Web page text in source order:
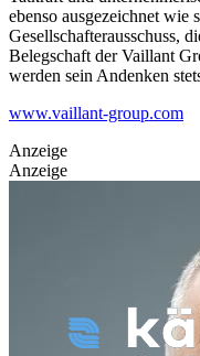
ebenso ausgezeichnet wie
Gesellschafterausschuss,
Belegschaft der Vaillant
werden sein Andenken
www.vaillant-group.com
Anzeige
Anzeige